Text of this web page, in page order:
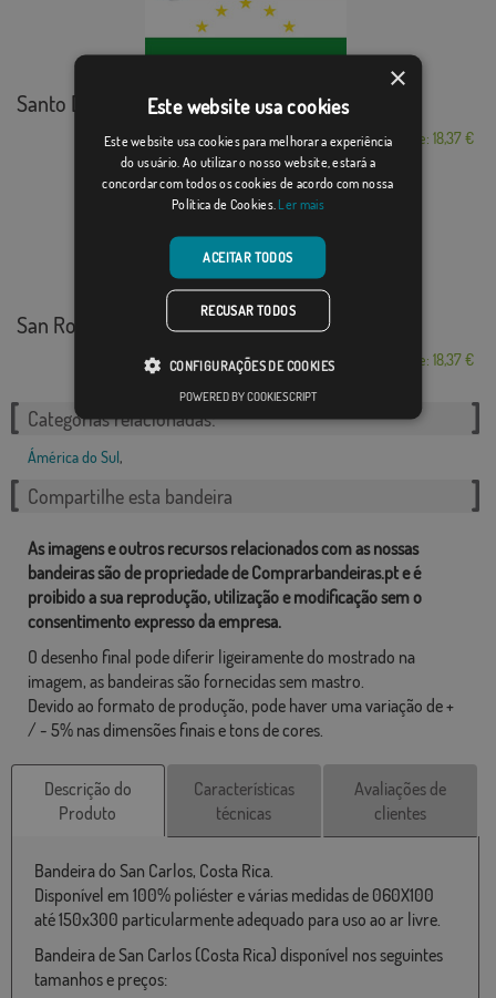
Santo Domingo
Desde: 18,37 €
San Roque (Colombia)
Desde: 18,37 €
Categorias relacionadas:
Ámérica do Sul,
Compartilhe esta bandeira
As imagens e outros recursos relacionados com as nossas
bandeiras são de propriedade de Comprarbandeiras.pt e é
proibido a sua reprodução, utilização e modificação sem o
consentimento expresso da empresa.
O desenho final pode diferir ligeiramente do mostrado na
imagem, as bandeiras são fornecidas sem mastro.
Devido ao formato de produção, pode haver uma variação de +
/ - 5% nas dimensões finais e tons de cores.
Descrição do
Produto
Características
técnicas
Avaliações de
clientes
Bandeira do San Carlos, Costa Rica.
Disponível em 100% poliéster e várias medidas de 060X100
até 150x300 particularmente adequado para uso ao ar livre.
Bandeira de San Carlos (Costa Rica) disponível nos seguintes
tamanhos e preços:
×
Este website usa cookies
Este website usa cookies para melhorar a experiência
do usuário. Ao utilizar o nosso website, estará a
concordar com todos os cookies de acordo com nossa
Política de Cookies. Ler mais
ACEITAR TODOS
RECUSAR TODOS
CONFIGURAÇÕES DE COOKIES
POWERED BY COOKIESCRIPT